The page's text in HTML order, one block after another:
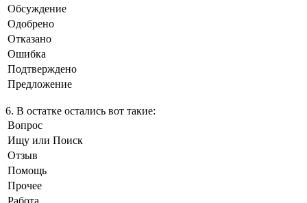
Обсуждение
Одобрено
Отказано
Ошибка
Подтверждено
Предложение
6. В остатке остались вот такие:
Вопрос
Ищу или Поиск
Отзыв
Помощь
Прочее
Работа